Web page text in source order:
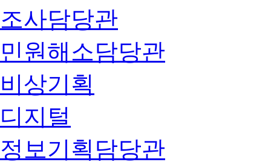
조사담당관
민원해소담당관
비상기획
디지털
정보기획담당관